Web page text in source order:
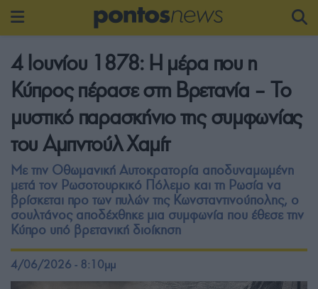
4 Ιουνίου 1878: Η μέρα που η
Κύπρος πέρασε στη Βρετανία – Το
μυστικό παρασκήνιο της συμφωνίας
του Αμπντούλ Χαμίτ
Με την Οθωμανική Αυτοκρατορία αποδυναμωμένη
μετά τον Ρωσοτουρκικό Πόλεμο και τη Ρωσία να
βρίσκεται προ των πυλών της Κωνσταντινούπολης, ο
σουλτάνος αποδέχθηκε μια συμφωνία που έθεσε την
Κύπρο υπό βρετανική διοίκηση
4/06/2026 - 8:10μμ